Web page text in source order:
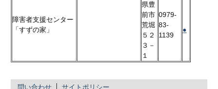
障害者支援センター
「すずの家」
県豊
前市
荒堀
５２
３－
１
0979-
83-
1139
●
問い合わせ サイトポリシー